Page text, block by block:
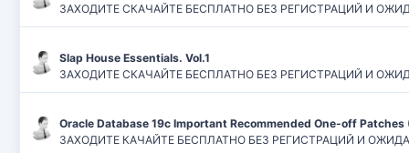
ЗАХОДИТЕ СКАЧАЙТЕ БЕСПЛАТНО БЕЗ РЕГИСТРАЦИЙ И
Slap House Essentials. Vol.1
ЗАХОДИТЕ СКАЧАЙТЕ БЕСПЛАТНО БЕЗ РЕГИСТРАЦИЙ И
Oracle Database 19c Important Recommended One-off Patches
ЗАХОДИТЕ КАЧАЙТЕ БЕСПЛАТНО БЕЗ РЕГИСТРАЦИЙ И